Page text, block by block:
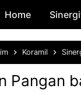
Home
Koramil
Pangan